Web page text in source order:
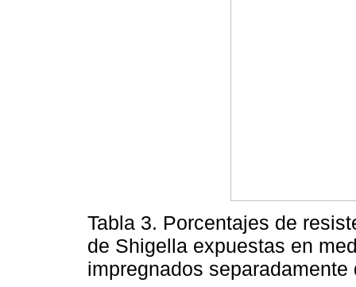
Tabla 3. Porcentajes de
de Shigella expuestas en
impregnados